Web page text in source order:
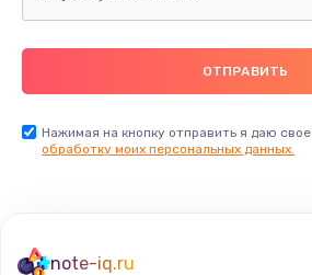
Нажимая на кнопку отправить я даю свое
обработку моих персональных данных.
note-iq.ru